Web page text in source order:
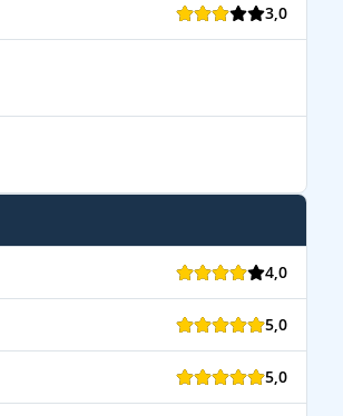
3,0
4,0
5,0
5,0